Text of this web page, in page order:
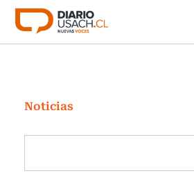
Click acá para ir directamente al
Investigación
Cultura
Programas Radio y TV Usach
Noticias